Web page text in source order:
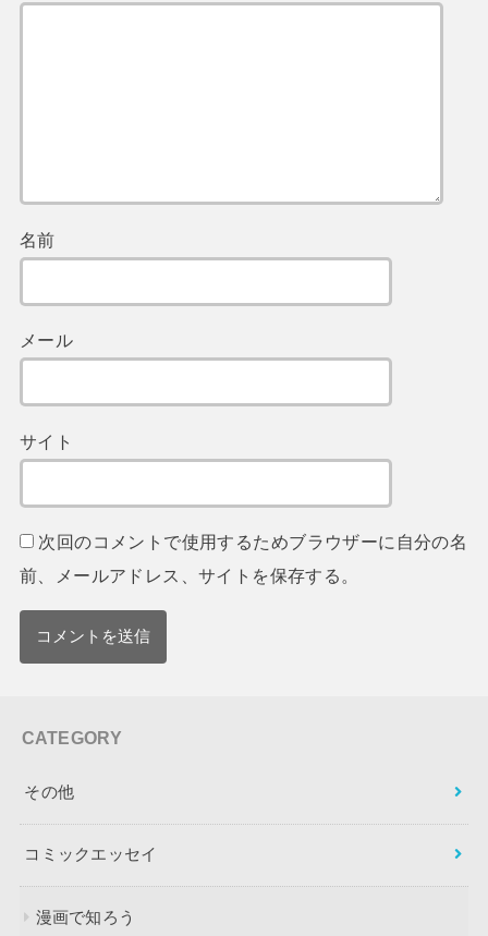
名前
メール
サイト
次回のコメントで使用するためブラウザーに自分の名
前、メールアドレス、サイトを保存する。
CATEGORY
その他
コミックエッセイ
漫画で知ろう